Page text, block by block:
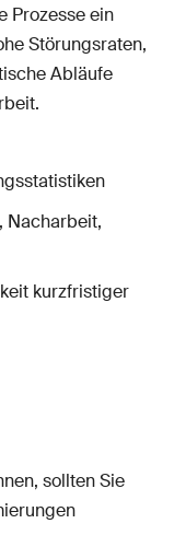
Prozesse ein
Störungsraten,
Abläufe
Nacharbeit,
kurzfristiger
sollten Sie